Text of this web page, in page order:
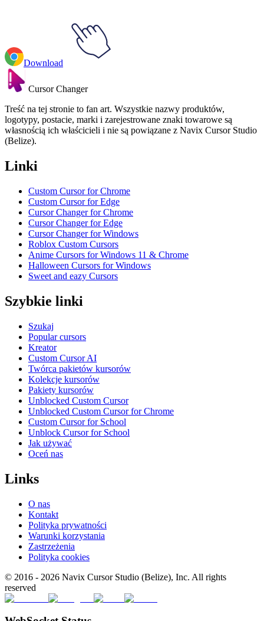
Download
Cursor Changer
Treść na tej stronie to fan art. Wszystkie nazwy produktów,
logotypy, postacie, marki i zarejestrowane znaki towarowe są
własnością ich właścicieli i nie są powiązane z Navix Cursor Studio
(Belize).
Linki
Custom Cursor for Chrome
Custom Cursor for Edge
Cursor Changer for Chrome
Cursor Changer for Edge
Cursor Changer for Windows
Roblox Custom Cursors
Anime Cursors for Windows 11 & Chrome
Halloween Cursors for Windows
Sweet and eazy Cursors
Szybkie linki
Szukaj
Popular cursors
Kreator
Custom Cursor AI
Twórca pakietów kursorów
Kolekcje kursorów
Pakiety kursorów
Unblocked Custom Cursor
Unblocked Custom Cursor for Chrome
Custom Cursor for School
Unblock Cursor for School
Jak używać
Oceń nas
Links
O nas
Kontakt
Polityka prywatności
Warunki korzystania
Zastrzeżenia
Polityka cookies
© 2016 - 2026 Navix Cursor Studio (Belize), Inc. All rights
reserved